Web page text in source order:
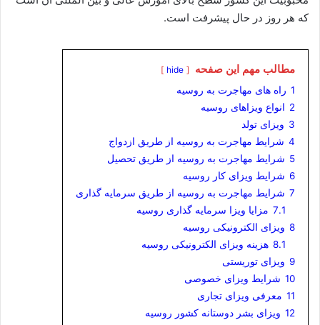
که هر روز در حال پیشرفت است.
مطالب مهم این صفحه hide
1 راه های مهاجرت به روسیه
2 انواع ویزاهای روسیه
3 ویزای تولد
4 شرایط مهاجرت به روسیه از طریق ازدواج
5 شرایط مهاجرت به روسیه از طریق تحصیل
6 شرایط ویزای کار روسیه
7 شرایط مهاجرت به روسیه از طریق سرمایه گذاری
7.1 مزایا ویزا سرمایه گذاری روسیه
8 ویزای الکترونیکی روسیه
8.1 هزینه ویزای الکترونیکی روسیه
9 ویزای توریستی
10 شرایط ویزای خصوصی
11 معرفی ویزای تجاری
12 ویزای بشر دوستانه کشور روسیه